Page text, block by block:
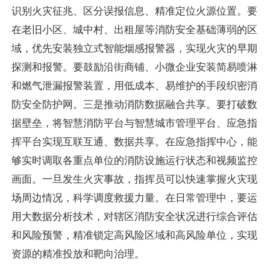
识别火灾征兆、区分误报信息、精准定位火源位置。要
在老旧小区、城中村、出租屋等消防安全基础薄弱的区
域，优先安装独立式智能烟感报警器，实现火灾的早期
探测和报警。要鼓励沿街商铺、小微企业安装简易喷淋
和燃气泄漏报警装置，用低成本、易维护的手段织密消
防安全防护网。三是推动消防数据融合共享。要打破数
据壁垒，将智慧消防平台与智慧城市管理平台、应急指
挥平台实现互联互通、数据共享。在应急指挥中心，能
够实时调取各重点单位的消防设施运行状态和视频监控
画面。一旦发生火灾事故，指挥员可以快速掌握火灾现
场周边情况，科学调度救援力量。在日常管理中，要运
用大数据分析技术，对辖区消防安全状况进行综合评估
和风险预警，精准锁定高风险区域和高风险单位，实现
资源的精准投放和靶向治理。